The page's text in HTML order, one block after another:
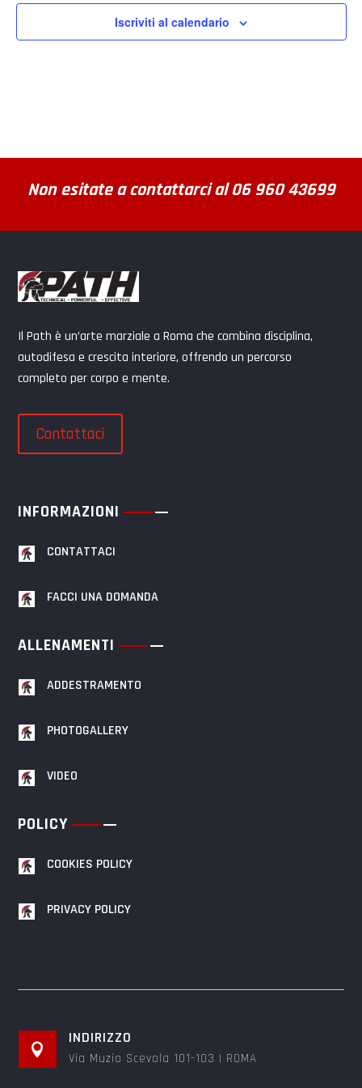
Iscriviti al calendario
Non esitate a contattarci al 06 960 43699
Il Path è un’arte marziale a Roma che combina disciplina,
autodifesa e crescita interiore, offrendo un percorso
completo per corpo e mente.
Contattaci
INFORMAZIONI
CONTATTACI
FACCI UNA DOMANDA
ALLENAMENTI
ADDESTRAMENTO
PHOTOGALLERY
VIDEO
POLICY
COOKIES POLICY
PRIVACY POLICY

INDIRIZZO
Via Muzio Scevola 101-103 | ROMA